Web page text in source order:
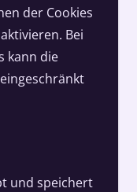
der Cookies
Bei
kann die
und speichert